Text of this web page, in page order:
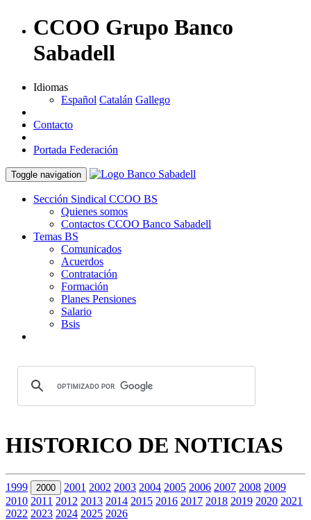
CCOO Grupo Banco
Sabadell
Idiomas
Español Catalán Gallego
Contacto
Portada Federación
Toggle navigation
Sección Sindical CCOO BS
Quienes somos
Contactos CCOO Banco Sabadell
Temas BS
Comunicados
Acuerdos
Contratación
Formación
Planes Pensiones
Salario
Bsis
HISTORICO DE NOTICIAS
1999 2000 2001 2002 2003 2004 2005 2006 2007 2008 2009
2010 2011 2012 2013 2014 2015 2016 2017 2018 2019 2020 2021
2022 2023 2024 2025 2026